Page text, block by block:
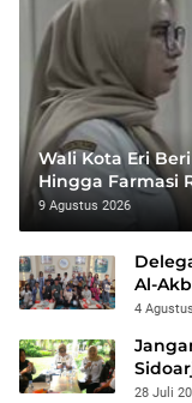
Wali Kota Eri
Hingga Farmasi
9 Agustus 2026
Al-
Islam
4
28 Juli